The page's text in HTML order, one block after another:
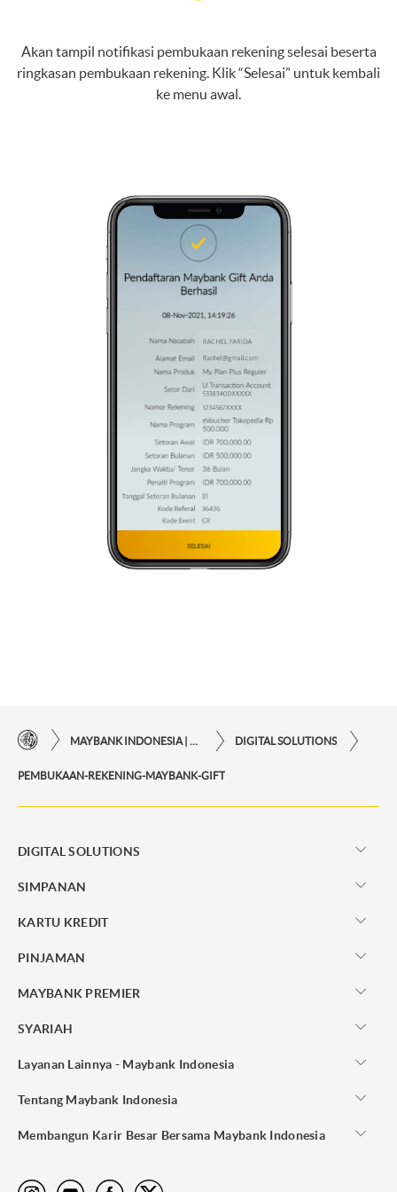
Akan tampil notifikasi pembukaan rekening selesai beserta
ringkasan pembukaan rekening. Klik “Selesai” untuk kembali
ke menu awal.
DIGITAL SOLUTIONS
PEMBUKAAN-REKENING-MAYBANK-GIFT
DIGITAL SOLUTIONS
SIMPANAN
KARTU KREDIT
PINJAMAN
MAYBANK PREMIER
SYARIAH
Layanan Lainnya - Maybank Indonesia
Tentang Maybank Indonesia
Membangun Karir Besar Bersama Maybank Indonesia